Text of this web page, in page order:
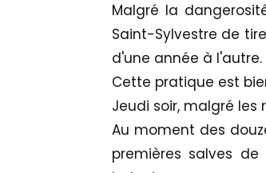
Malgré la
Saint-Sylvestre de
d'une année à l'autre.
Cette pratique est
Jeudi soir, malgré
Au moment des
premières salves